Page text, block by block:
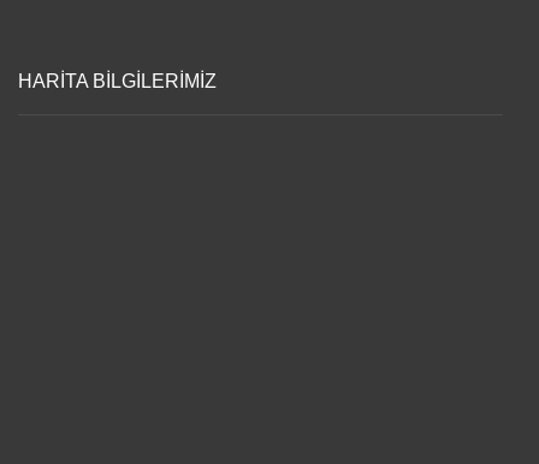
HARİTA BİLGİLERİMİZ